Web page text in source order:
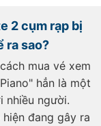
2 cụm rạp bị
ra sao?
mua vé xem
hẳn là một
nhiều người.
đang gây ra